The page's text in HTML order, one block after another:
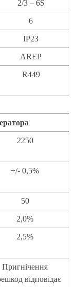
2/3 – 6S
6
IP23
AREP
R449
2250
+/- 0,5%
50
2,0%
2,5%
Пригнічення
відповідає